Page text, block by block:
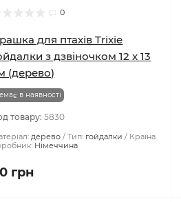
0
для птахів Trixie
з дзвіночком 12 x 13
(дерево)
в наявності
товару:5830
дерево Тип: гойдалки
Країна
Німеччина
грн